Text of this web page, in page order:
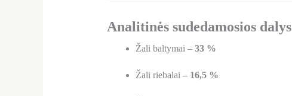
Analitinės sudedamosios dalys
Žali baltymai – 33 %
Žali riebalai – 16,5 %